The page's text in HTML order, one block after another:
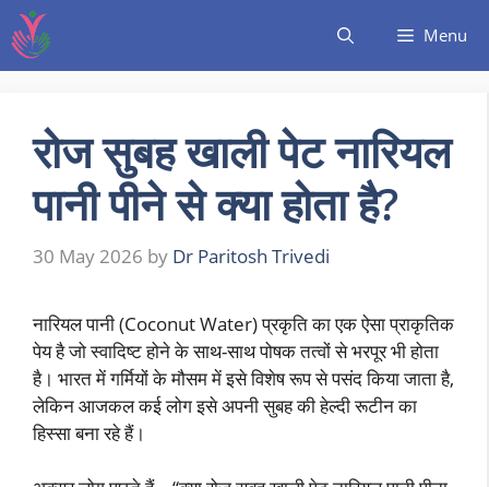
Menu
रोज सुबह खाली पेट नारियल
पानी पीने से क्या होता है?
30 May 2026 by Dr Paritosh Trivedi
नारियल पानी (Coconut Water) प्रकृति का एक ऐसा प्राकृतिक
पेय है जो स्वादिष्ट होने के साथ-साथ पोषक तत्वों से भरपूर भी होता
है। भारत में गर्मियों के मौसम में इसे विशेष रूप से पसंद किया जाता है,
लेकिन आजकल कई लोग इसे अपनी सुबह की हेल्दी रूटीन का
हिस्सा बना रहे हैं।